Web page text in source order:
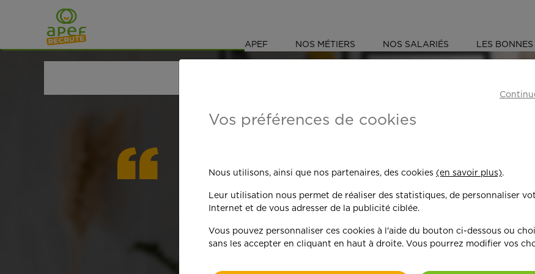
Navigation
Saut au contenu
APEF NOS MÉTIERS NOS SALARIÉS LES
On est toujours plus
quand on y met du
Vos préférences de cookies
Nous utilisons, ainsi que nos partenaires, des cookies (en savoir plus).
Leur utilisation nous permet de réaliser des statistiques, de personnaliser
Internet et de vous adresser de la publicité ciblée.
Vous pouvez personnaliser ces cookies à l'aide du bouton ci-dessous ou
sans les accepter en cliquant en haut à droite. Vous pourrez modifier vos